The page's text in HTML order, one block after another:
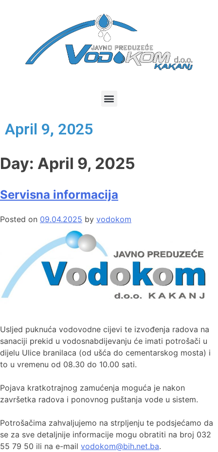
April 9, 2025
Day: April 9, 2025
Servisna informacija
Posted on 09.04.2025 by vodokom
Usljed puknuća vodovodne cijevi te izvođenja radova na
sanaciji prekid u vodosnabdijevanju će imati potrošači u
dijelu Ulice branilaca (od ušća do cementarskog mosta) i
to u vremenu od 08.30 do 10.00 sati.
Pojava kratkotrajnog zamućenja moguća je nakon
završetka radova i ponovnog puštanja vode u sistem.
Potrošačima zahvaljujemo na strpljenju te podsjećamo da
se za sve detaljnije informacije mogu obratiti na broj 032
55 79 50 ili na e-mail vodokom@bih.net.ba.